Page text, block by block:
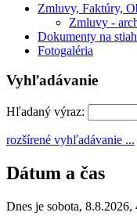
Zmluvy, Faktúry,
Zmluvy -
Dokumenty na
Fotogaléria
Vyhľadávanie
Hľadaný výraz:
rozšírené vyhľadávanie ...
Dátum a čas
Dnes je sobota, 8.8.2026,